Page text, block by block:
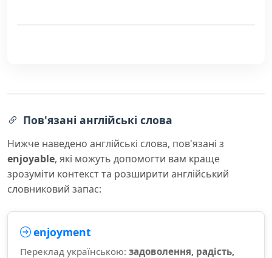
Пов'язані англійські слова
Нижче наведено англійські слова, пов'язані з
enjoyable, які можуть допомогти вам краще
зрозуміти контекст та розширити англійський
словниковий запас:
enjoyment
Переклад українською: задоволення, радість,